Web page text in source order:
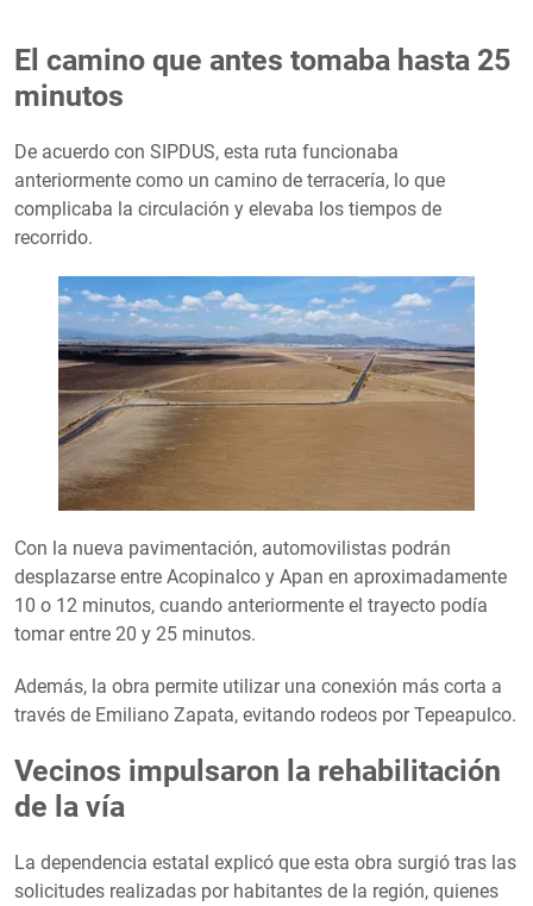
El camino que antes tomaba hasta 25
minutos
De acuerdo con SIPDUS, esta ruta funcionaba
anteriormente como un camino de terracería, lo que
complicaba la circulación y elevaba los tiempos de
recorrido.
Con la nueva pavimentación, automovilistas podrán
desplazarse entre Acopinalco y Apan en aproximadamente
10 o 12 minutos, cuando anteriormente el trayecto podía
tomar entre 20 y 25 minutos.
Además, la obra permite utilizar una conexión más corta a
través de Emiliano Zapata, evitando rodeos por Tepeapulco.
Vecinos impulsaron la rehabilitación
de la vía
La dependencia estatal explicó que esta obra surgió tras las
solicitudes realizadas por habitantes de la región, quienes